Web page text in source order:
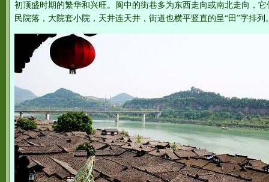
初顶盛时期的繁华和兴旺。阆中的街巷多为东西走向或南北走向，
民院落，大院套小院，天井连天井，街道也横平竖直的呈“田”字排列